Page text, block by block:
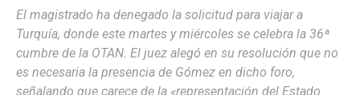
El magistrado ha denegado la solicitud para viajar a
Turquía, donde este martes y miércoles se celebra la 36ª
cumbre de la OTAN. El juez alegó en su resolución que no
es necesaria la presencia de Gómez en dicho foro,
señalando que carece de la «representación del Estado